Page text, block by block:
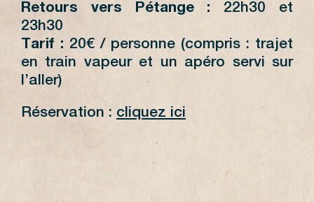
Retours vers Pétange : 22h30 et
23h30
Tarif : 20€ / personne (compris : trajet
en train vapeur et un apéro servi sur
l’aller)
Réservation : cliquez ici